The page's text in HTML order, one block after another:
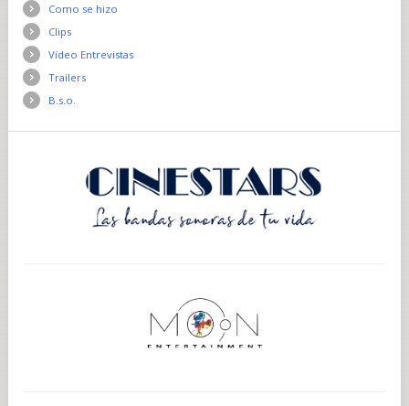
Como se hizo
Clips
Vídeo Entrevistas
Trailers
B.s.o.